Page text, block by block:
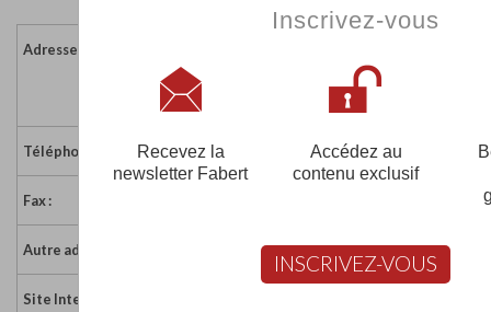
Adresse :
35410 CHATEAUGIRON
Téléphone : 02 99 37 41 82
Fax :
Autre adresse : Maternelle : 3 rue Sainte-Croix
Site Internet :
Inscrivez-vous
Recevez la
newsletter Fabert
Accédez au
contenu exclusif
INSCRIVEZ-VOUS